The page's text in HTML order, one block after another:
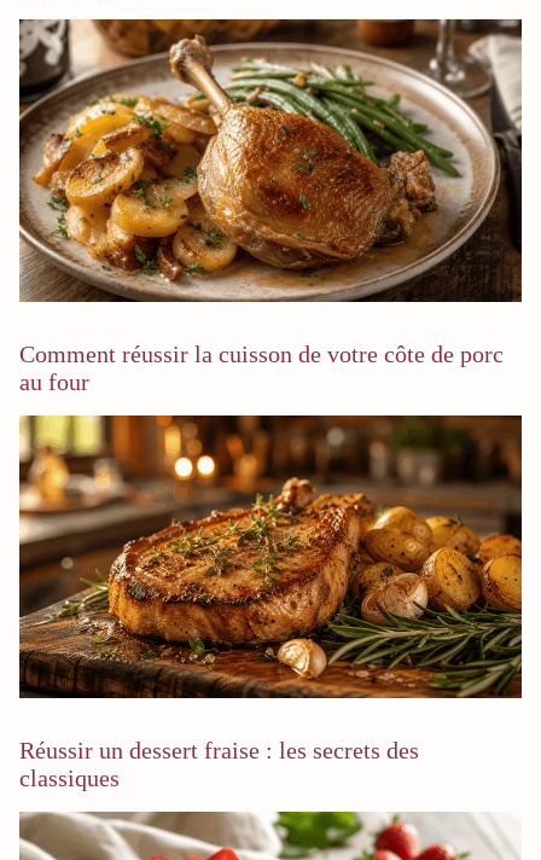
Comment réussir la cuisson de votre côte de porc
au four
Réussir un dessert fraise : les secrets des
classiques